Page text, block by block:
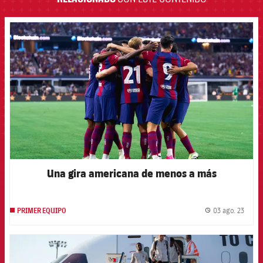
FCB Barcelona badge
Una gira americana de menos a más
PRIMER EQUIPO 03 ago. 23
FCB Barcelona badge